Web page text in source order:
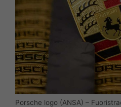
Porsche logo (ANSA) –